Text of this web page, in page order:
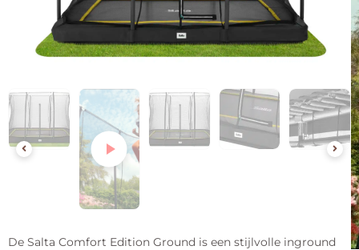
De Salta Comfort Edition Ground is een stijlvolle inground